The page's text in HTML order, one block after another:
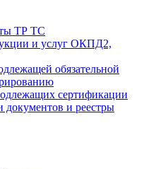
ТР ТС
и услуг ОКПД2,
обязательной
сертификации
документов и реестры